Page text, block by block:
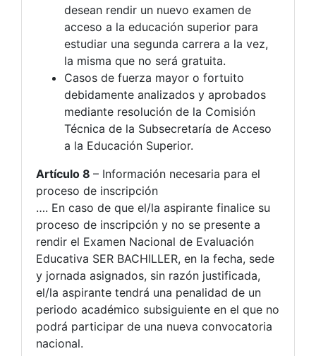
desean rendir un nuevo examen de
acceso a la educación superior para
estudiar una segunda carrera a la vez,
la misma que no será gratuita.
Casos de fuerza mayor o fortuito
debidamente analizados y aprobados
mediante resolución de la Comisión
Técnica de la Subsecretaría de Acceso
a la Educación Superior.
Artículo 8 – Información necesaria para el
proceso de inscripción
…. En caso de que el/la aspirante finalice su
proceso de inscripción y no se presente a
rendir el Examen Nacional de Evaluación
Educativa SER BACHILLER, en la fecha, sede
y jornada asignados, sin razón justificada,
el/la aspirante tendrá una penalidad de un
periodo académico subsiguiente en el que no
podrá participar de una nueva convocatoria
nacional.